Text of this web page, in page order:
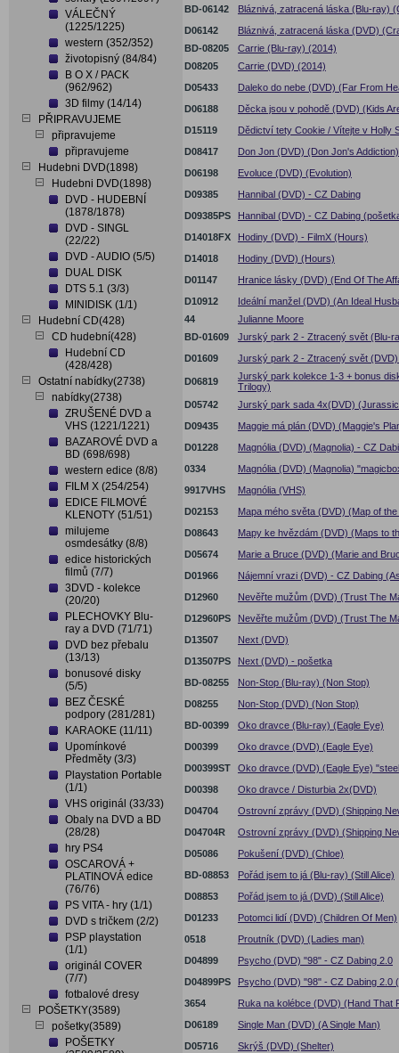
VÁLEČNÝ
(1225/1225)
western (352/352)
životopisný (84/84)
B O X / PACK
(962/962)
3D filmy (14/14)
PŘIPRAVUJEME
připravujeme
připravujeme
Hudebni DVD(1898)
Hudebni DVD(1898)
DVD - HUDEBNÍ
(1878/1878)
DVD - SINGL
(22/22)
DVD - AUDIO (5/5)
DUAL DISK
DTS 5.1 (3/3)
MINIDISK (1/1)
Hudební CD(428)
CD hudební(428)
Hudební CD
(428/428)
Ostatní nabídky(2738)
nabídky(2738)
ZRUŠENÉ DVD a
VHS (1221/1221)
BAZAROVÉ DVD a
BD (698/698)
western edice (8/8)
FILM X (254/254)
EDICE FILMOVÉ
KLENOTY (51/51)
milujeme
osmdesátky (8/8)
edice historických
filmů (7/7)
3DVD - kolekce
(20/20)
PLECHOVKY Blu-
ray a DVD (71/71)
DVD bez přebalu
(13/13)
bonusové disky
(5/5)
BEZ ČESKÉ
podpory (281/281)
KARAOKE (11/11)
Upomínkové
Předměty (3/3)
Playstation Portable
(1/1)
VHS originál (33/33)
Obaly na DVD a BD
(28/28)
hry PS4
OSCAROVÁ +
PLATINOVÁ edice
(76/76)
PS VITA - hry (1/1)
DVD s tričkem (2/2)
PSP playstation
(1/1)
originál COVER
(7/7)
fotbalové dresy
POŠETKY(3589)
pošetky(3589)
POŠETKY
BD-06142
Bláznivá, zatracená láska (Blu-ray)
D06142
Bláznivá, zatracená láska (DVD)
BD-08205
Carrie (Blu-ray) (2014)
D08205
Carrie (DVD) (2014)
D05433
Daleko do nebe (DVD) (Far From
D06188
Děcka jsou v pohodě (DVD) (Kids
D15119
Dědictví tety Cookie / Vítejte v Holly
D08417
Don Jon (DVD) (Don Jon's Addiction)
D06198
Evoluce (DVD) (Evolution)
D09385
Hannibal (DVD) - CZ Dabing
D09385PS
Hannibal (DVD) - CZ Dabing
D14018FX
Hodiny (DVD) - FilmX (Hours)
D14018
Hodiny (DVD) (Hours)
D01147
Hranice lásky (DVD) (End Of The
D10912
Ideální manžel (DVD) (An Ideal
44
Julianne Moore
BD-01609
Jurský park 2 - Ztracený svět (Blu-
D01609
Jurský park 2 - Ztracený svět
D06819
Jurský park kolekce 1-3 + bonus
Trilogy)
D05742
Jurský park sada 4x(DVD)
D09435
Maggie má plán (DVD) (Maggie's
D01228
Magnólia (DVD) (Magnolia) - CZ
0334
Magnólia (DVD) (Magnolia)
9917VHS
Magnólia (VHS)
D02153
Mapa mého světa (DVD) (Map of
D08643
Mapy ke hvězdám (DVD) (Maps to
D05674
Marie a Bruce (DVD) (Marie and
D01966
Nájemní vrazi (DVD) - CZ Dabing
D12960
Nevěřte mužům (DVD) (Trust The
D12960PS
Nevěřte mužům (DVD) (Trust The
D13507
Next (DVD)
D13507PS
Next (DVD) - pošetka
BD-08255
Non-Stop (Blu-ray) (Non Stop)
D08255
Non-Stop (DVD) (Non Stop)
BD-00399
Oko dravce (Blu-ray) (Eagle Eye)
D00399
Oko dravce (DVD) (Eagle Eye)
D00399ST
Oko dravce (DVD) (Eagle Eye)
D00398
Oko dravce / Disturbia 2x(DVD)
D04704
Ostrovní zprávy (DVD) (Shipping
D04704R
Ostrovní zprávy (DVD) (Shipping
D05086
Pokušení (DVD) (Chloe)
BD-08853
Pořád jsem to já (Blu-ray) (Still Alice)
D08853
Pořád jsem to já (DVD) (Still Alice)
D01233
Potomci lidí (DVD) (Children Of Men)
0518
Proutník (DVD) (Ladies man)
D04899
Psycho (DVD) "98" - CZ Dabing 2.0
D04899PS
Psycho (DVD) "98" - CZ Dabing 2.0
3654
Ruka na kolébce (DVD) (Hand That
D06189
Single Man (DVD) (A Single Man)
D05716
Skrýš (DVD) (Shelter)